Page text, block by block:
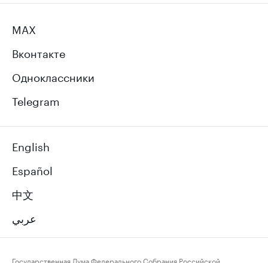
MAX
Вконтакте
Одноклассники
Telegram
English
Español
中文
عربي
Государственная Дума Федерального Собрания Российской